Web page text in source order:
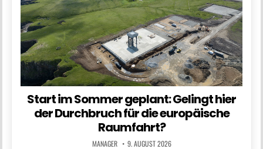
Start im Sommer geplant: Gelingt hier
der Durchbruch für die europäische
Raumfahrt?
MANAGER 9. AUGUST 2026